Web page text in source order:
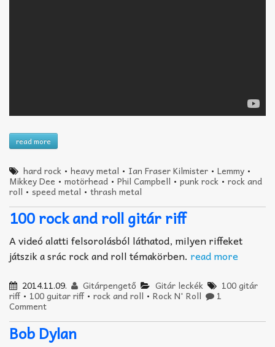
read more
hard rock •heavy metal • Ian Fraser Kilmister •Lemmy •
Mikkey Dee • motörhead • Phil Campbell • punk rock • rock and
roll • speed metal • thrash metal
100 rock and roll gitár riff
A videó alatti felsorolásból láthatod, milyen riffeket
játszik a srác rock and roll témakörben. read more
2014.11.09. Gitárpengető Gitár leckék 100 gitár
riff• 100 guitar riff• rock and roll • Rock N' Roll 1
Comment
Bob Dylan